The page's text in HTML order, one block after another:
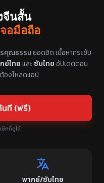
จีนสั้น
อมือถือ
ซับไทย
คุณธรรมยอดฮิต เนื้อหากระชับ
ย์ไทยและ ซับไทยอัปเดตตอน
องโหลดแอป
นที (ฟรี)
ชิกก็ดูได้
พากย์/ซับไทย